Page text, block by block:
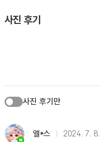
사진 후기
사진 후기만
앨*스 2024. 7. 8.